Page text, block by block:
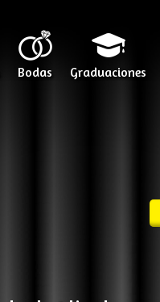
Bodas Graduaciones